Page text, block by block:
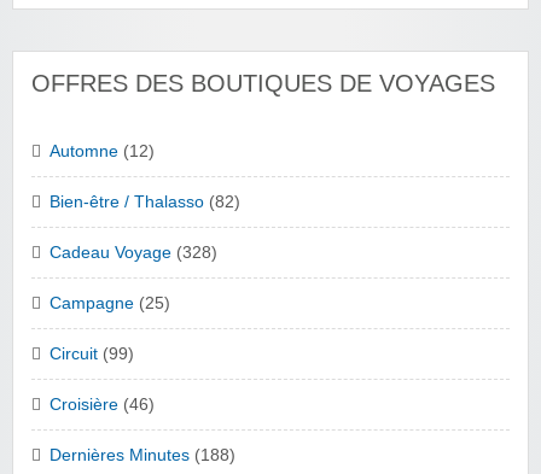
OFFRES DES BOUTIQUES DE VOYAGES
Automne (12)
Bien-être / Thalasso (82)
Cadeau Voyage (328)
Campagne (25)
Circuit (99)
Croisière (46)
Dernières Minutes (188)